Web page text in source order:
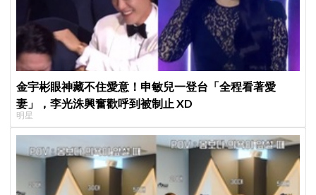
金宇彬眼神藏不住愛意！申敏兒一登台「全程看著愛
妻」，李光洙興奮歡呼到被制止 XD
明星